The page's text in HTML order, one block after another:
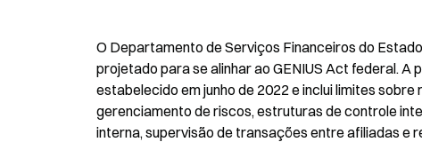
O Departamento de Serviços Financeiros do
projetado para se alinhar ao GENIUS Act federal.
estabelecido em junho de 2022 e inclui limites
gerenciamento de riscos, estruturas de controle
interna, supervisão de transações entre afiliadas e